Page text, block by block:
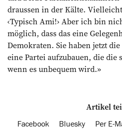
draussen in der Kälte.
‹Typisch Ami!› Aber ich bin
möglich, dass das eine
Demokraten. Sie haben jetzt
eine Partei aufzubauen, die die
wenn es unbequem wird.»
Artikel
Facebook Bluesky Per E-